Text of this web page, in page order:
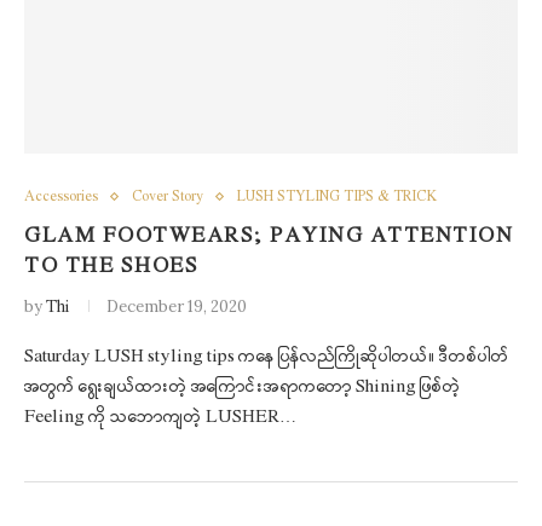
Accessories Cover Story LUSH STYLING TIPS & TRICK
GLAM FOOTWEARS; PAYING ATTENTION
TO THE SHOES
byThi December 19, 2020
Saturday LUSH styling tips ကနေ ပြန်လည်ကြိုဆိုပါတယ်။ ဒီတစ်ပါတ်
အတွက် ရွေးချယ်ထားတဲ့ အကြောင်းအရာကတော့ Shining ဖြစ်တဲ့
Feeling ကို သဘောကျတဲ့ LUSHER…